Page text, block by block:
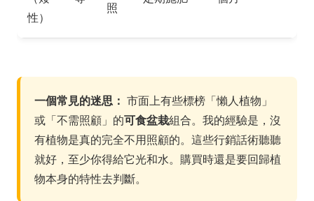
性）
照
一個常見的迷思： 市面上有些標榜「懶人植物」
或「不需照顧」的可食盆栽組合。我的經驗是，沒
有植物是真的完全不用照顧的。這些行銷話術聽聽
就好，至少你得給它光和水。購買時還是要回歸植
物本身的特性去判斷。